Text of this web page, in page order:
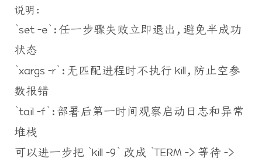
说明：
`set -e`：任一步骤失败立即退出，避免半成功
状态
`xargs -r`：无匹配进程时不执行 kill，防止空参
数报错
`tail -f`：部署后第一时间观察启动日志和异常
堆栈
可以进一步把 `kill -9` 改成 `TERM -> 等待 ->